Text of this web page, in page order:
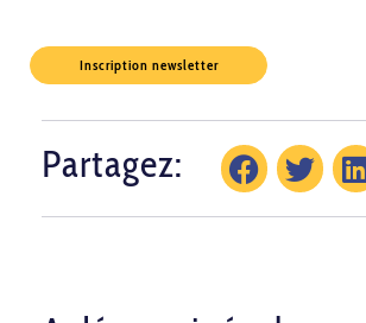
Inscription newsletter
Partagez: